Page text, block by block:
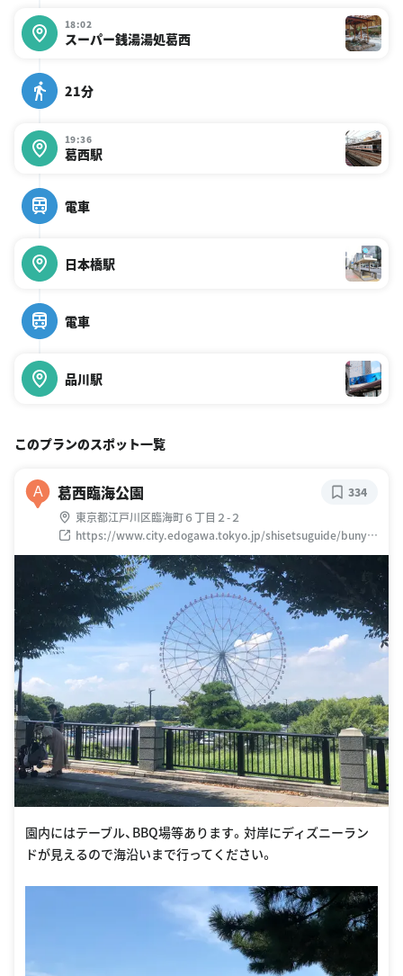
18:02
スーパー銭湯湯処葛西
21分
19:36
葛西駅
電車
日本橋駅
電車
品川駅
このプランのスポット一覧
A 葛西臨海公園
東京都江戸川区臨海町６丁目２-２
https://www.city.edogawa.tokyo.jp/shisetsuguide/bunya/
koendobutsuen/kasai.html
334
園内にはテーブル、BBQ場等あります。対岸にディズニーラン
ドが見えるので海沿いまで行ってください。